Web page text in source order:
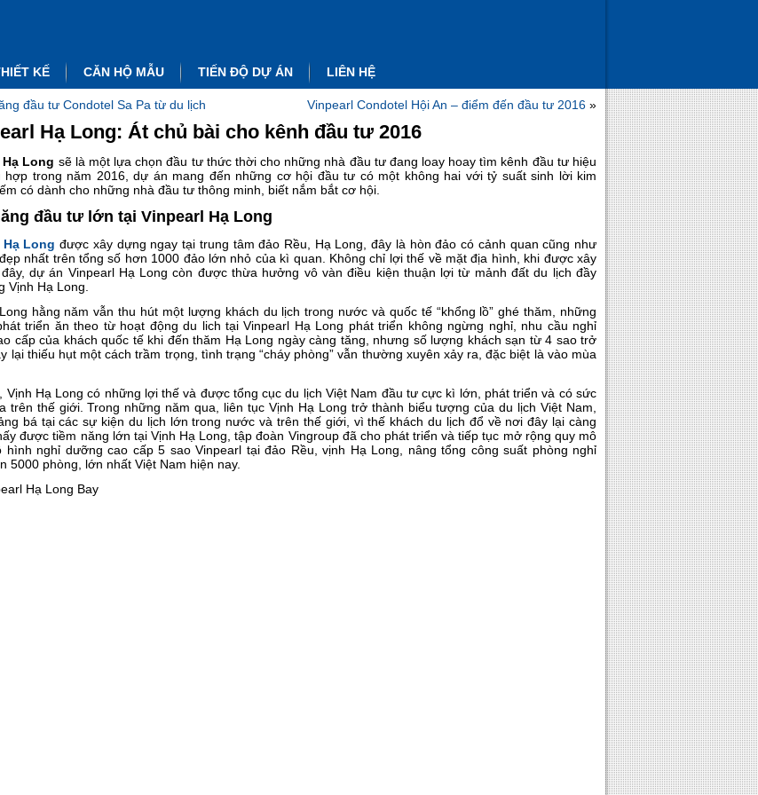
KẾ CĂN HỘ MẪU TIẾN ĐỘ DỰ ÁN LIÊN HỆ
đầu tư Condotel Sa Pa từ du lịch Vinpearl Condotel Hội An – điểm đến đầu tư 2016 »
Hạ Long: Át chủ bài cho kênh đầu tư 2016
Long sẽ là một lựa chọn đầu tư thức thời cho những nhà đầu tư đang loay hoay tìm kênh đầu tư hiệu
hợp trong năm 2016, dự án mang đến những cơ hội đầu tư có một không hai với tỷ suất sinh lời kim
có dành cho những nhà đầu tư thông minh, biết nắm bắt cơ hội.
đầu tư lớn tại Vinpearl Hạ Long
Long được xây dựng ngay tại trung tâm đảo Rều, Hạ Long, đây là hòn đảo có cảnh quan cũng như
nhất trên tổng số hơn 1000 đảo lớn nhỏ của kì quan. Không chỉ lợi thế về mặt địa hình, khi được xây
dự án Vinpearl Hạ Long còn được thừa hưởng vô vàn điều kiện thuận lợi từ mảnh đất du lịch đầy
Vịnh Hạ Long.
hằng năm vẫn thu hút một lượng khách du lịch trong nước và quốc tế “khổng lồ” ghé thăm, những
triển ăn theo từ hoạt động du lich tại Vinpearl Hạ Long phát triển không ngừng nghỉ, nhu cầu nghỉ
cấp của khách quốc tế khi đến thăm Hạ Long ngày càng tăng, nhưng số lượng khách sạn từ 4 sao trở
lại thiếu hụt một cách trầm trọng, tình trạng “cháy phòng” vẫn thường xuyên xảy ra, đặc biệt là vào mùa
Vịnh Hạ Long có những lợi thế và được tổng cục du lịch Việt Nam đầu tư cực kì lớn, phát triển và có sức
trên thế giới. Trong những năm qua, liên tục Vịnh Hạ Long trở thành biểu tượng của du lịch Việt Nam,
bá tại các sự kiện du lịch lớn trong nước và trên thế giới, vì thế khách du lịch đổ về nơi đây lại càng
được tiềm năng lớn tại Vịnh Hạ Long, tập đoàn Vingroup đã cho phát triển và tiếp tục mở rộng quy mô
hình nghỉ dưỡng cao cấp 5 sao Vinpearl tại đảo Rều, vịnh Hạ Long, nâng tổng công suất phòng nghỉ
5000 phòng, lớn nhất Việt Nam hiện nay.